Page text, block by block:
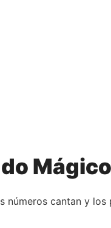
números cantan y